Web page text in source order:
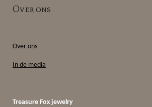
Over ons
Over ons
In de media
Treasure Fox jewelry